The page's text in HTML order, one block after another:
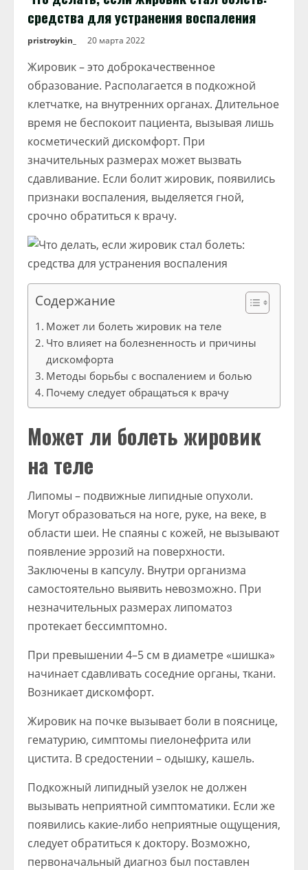
средства для устранения воспаления
pristroykin_ 20 марта 2022
Жировик – это доброкачественное
образование. Располагается в подкожной
клетчатке, на внутренних органах. Длительное
время не беспокоит пациента, вызывая лишь
косметический дискомфорт. При
значительных размерах может вызвать
сдавливание. Если болит жировик, появились
признаки воспаления, выделяется гной,
срочно обратиться к врачу.
Содержание
Может ли болеть жировик на теле
Что влияет на болезненность и причины
дискомфорта
Методы борьбы с воспалением и болью
Почему следует обращаться к врачу
Может ли болеть жировик
на теле
Липомы – подвижные липидные опухоли.
Могут образоваться на ноге, руке, на веке, в
области шеи. Не спаяны с кожей, не вызывают
появление эррозий на поверхности.
Заключены в капсулу. Внутри организма
самостоятельно выявить невозможно. При
незначительных размерах липоматоз
протекает бессимптомно.
При превышении 4–5 см в диаметре «шишка»
начинает сдавливать соседние органы, ткани.
Возникает дискомфорт.
Жировик на почке вызывает боли в пояснице,
гематурию, симптомы пиелонефрита или
цистита. В средостении – одышку, кашель.
Подкожный липидный узелок не должен
вызывать неприятной симптоматики. Если же
появились какие-либо неприятные ощущения,
следует обратиться к доктору. Возможно,
первоначальный диагноз был поставлен